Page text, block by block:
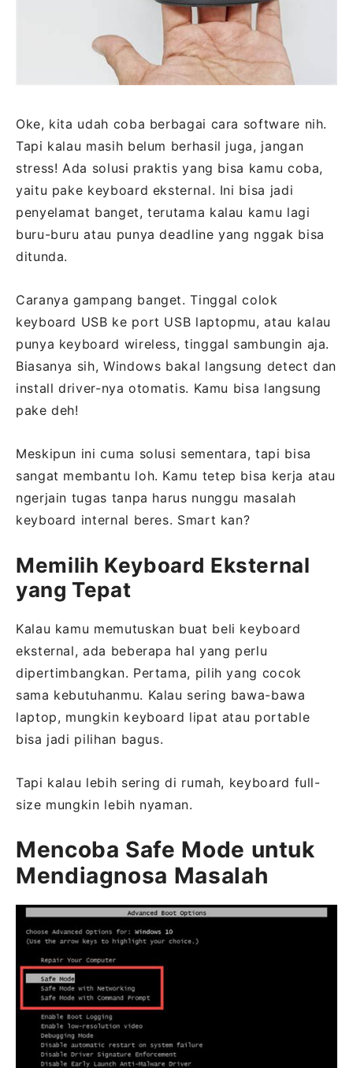
Oke, kita udah coba berbagai cara software nih.
Tapi kalau masih belum berhasil juga, jangan
stress! Ada solusi praktis yang bisa kamu coba,
yaitu pake keyboard eksternal. Ini bisa jadi
penyelamat banget, terutama kalau kamu lagi
buru-buru atau punya deadline yang nggak bisa
ditunda.
Caranya gampang banget. Tinggal colok
keyboard USB ke port USB laptopmu, atau kalau
punya keyboard wireless, tinggal sambungin aja.
Biasanya sih, Windows bakal langsung detect dan
install driver-nya otomatis. Kamu bisa langsung
pake deh!
Meskipun ini cuma solusi sementara, tapi bisa
sangat membantu loh. Kamu tetep bisa kerja atau
ngerjain tugas tanpa harus nunggu masalah
keyboard internal beres. Smart kan?
Memilih Keyboard Eksternal
yang Tepat
Kalau kamu memutuskan buat beli keyboard
eksternal, ada beberapa hal yang perlu
dipertimbangkan. Pertama, pilih yang cocok
sama kebutuhanmu. Kalau sering bawa-bawa
laptop, mungkin keyboard lipat atau portable
bisa jadi pilihan bagus.
Tapi kalau lebih sering di rumah, keyboard full-
size mungkin lebih nyaman.
Mencoba Safe Mode untuk
Mendiagnosa Masalah